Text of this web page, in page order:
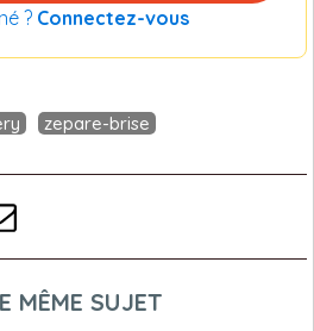
? Connectez-vous
zepare-brise
MÊME SUJET